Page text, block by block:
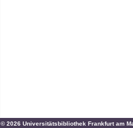
© 2026 Universitätsbibliothek Frankfurt am